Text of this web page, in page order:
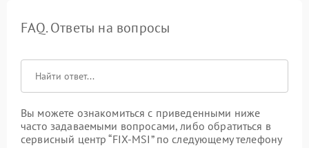
FAQ. Ответы на вопросы
Вы можете ознакомиться с приведенными ниже
часто задаваемыми вопросами, либо обратиться в
сервисный центр “FIX-MSI” по следующему телефону